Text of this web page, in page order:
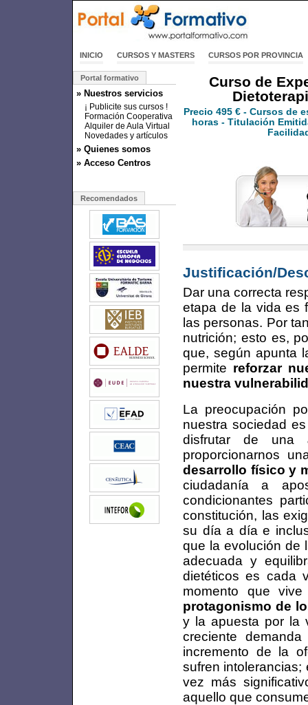
INICIO CURSOS Y MASTERS CURSOS POR PROVINCIA
Portal formativo
» Nuestros servicios
¡ Publicite sus cursos !
Formación Cooperativa
Alquiler de Aula Virtual
Novedades y artículos
» Quienes somos
» Acceso Centros
Recomendados
Curso de
Precio 495 € - Cursos de
horas - Titulación
Justificación/
Dar una correcta
etapa de la vida es
las personas. Por
nutrición; esto es,
que, según apunta
permite reforzar
nuestra
La preocupación
nuestra sociedad
disfrutar de una
proporcionarnos
desarrollo físico y
ciudadanía a
condicionantes
constitución, las
su día a día e
que la evolución de
adecuada y
dietéticos es cada
momento que
protagonismo de
y la apuesta por la
creciente
incremento de la
sufren
vez más
aquello que